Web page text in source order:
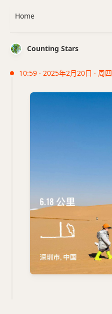
Counting Stars
10:59 · 2025年2月20日 · 周四
Home